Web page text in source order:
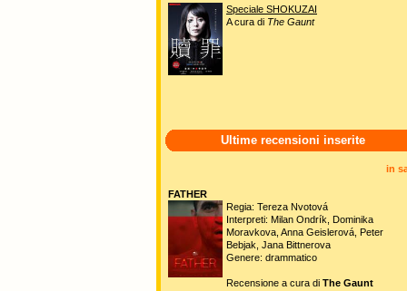
Speciale SHOKUZAI
A cura di The Gaunt
Ultime recensioni inserite
in
FATHER
Regia: Tereza Nvotová
Interpreti: Milan Ondrík, Dominika
Moravkova, Anna Geislerová, Peter
Bebjak, Jana Bittnerova
Genere: drammatico
Recensione a cura di The Gaunt